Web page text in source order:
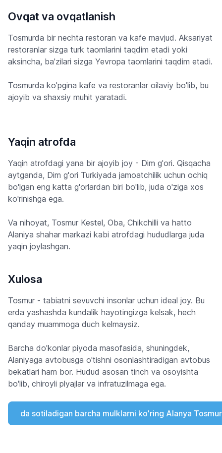
Ovqat va ovqatlanish
Tosmurda bir nechta restoran va kafe mavjud. Aksariyat
restoranlar sizga turk taomlarini taqdim etadi yoki
aksincha, ba'zilari sizga Yevropa taomlarini taqdim etadi.
Tosmurda ko'pgina kafe va restoranlar oilaviy bo'lib, bu
ajoyib va ​​shaxsiy muhit yaratadi.
Yaqin atrofda
Yaqin atrofdagi yana bir ajoyib joy - Dim g'ori. Qisqacha
aytganda, Dim g'ori Turkiyada jamoatchilik uchun ochiq
bo'lgan eng katta g'orlardan biri bo'lib, juda o'ziga xos
ko'rinishga ega.
Va nihoyat, Tosmur Kestel, Oba, Chikchilli va hatto
Alaniya shahar markazi kabi atrofdagi hududlarga juda
yaqin joylashgan.
Xulosa
Tosmur - tabiatni sevuvchi insonlar uchun ideal joy. Bu
erda yashashda kundalik hayotingizga kelsak, hech
qanday muammoga duch kelmaysiz.
Barcha do'konlar piyoda masofasida, shuningdek,
Alaniyaga avtobusga o'tishni osonlashtiradigan avtobus
bekatlari ham bor. Hudud asosan tinch va osoyishta
bo'lib, chiroyli plyajlar va infratuzilmaga ega.
da sotiladigan barcha mulklarni ko'ring Alanya Tosmur